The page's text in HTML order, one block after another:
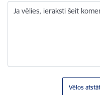
Ja vēlies, ieraksti šeit
Vēlos